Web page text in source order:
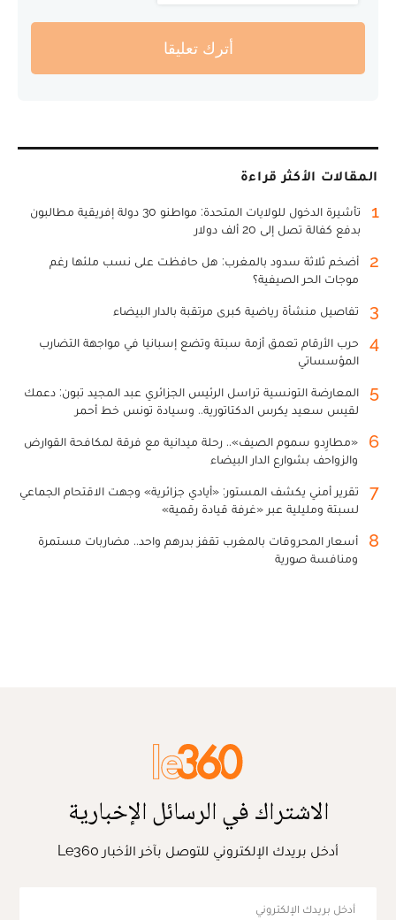
أترك تعليقا
المقالات الأكثر قراءة
1
تأشيرة الدخول للولايات المتحدة: مواطنو 30 دولة إفريقية مطالبون
بدفع كفالة تصل إلى 20 ألف دولار
2
أضخم ثلاثة سدود بالمغرب: هل حافظت على نسب ملئها رغم
موجات الحر الصيفية؟
3 تفاصيل منشأة رياضية كبرى مرتقبة بالدار البيضاء
4
حرب الأرقام تعمق أزمة سبتة وتضع إسبانيا في مواجهة التضارب
المؤسساتي
5
المعارضة التونسية تراسل الرئيس الجزائري عبد المجيد تبون: دعمك
لقيس سعيد يكرس الدكتاتورية.. وسيادة تونس خط أحمر
6
«مطارِدو سموم الصيف».. رحلة ميدانية مع فرقة لمكافحة القوارض
والزواحف بشوارع الدار البيضاء
7
تقرير أمني يكشف المستور: «أيادي جزائرية» وجهت الاقتحام الجماعي
لسبتة ومليلية عبر «غرفة قيادة رقمية»
8
أسعار المحروقات بالمغرب تقفز بدرهم واحد.. مضاربات مستمرة
ومنافسة صورية
الاشتراك في الرسائل الإخبارية
أدخل بريدك الإلكتروني للتوصل بآخر الأخبار Le360